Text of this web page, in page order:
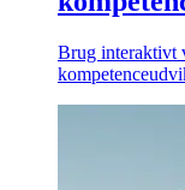
Brug interaktivt